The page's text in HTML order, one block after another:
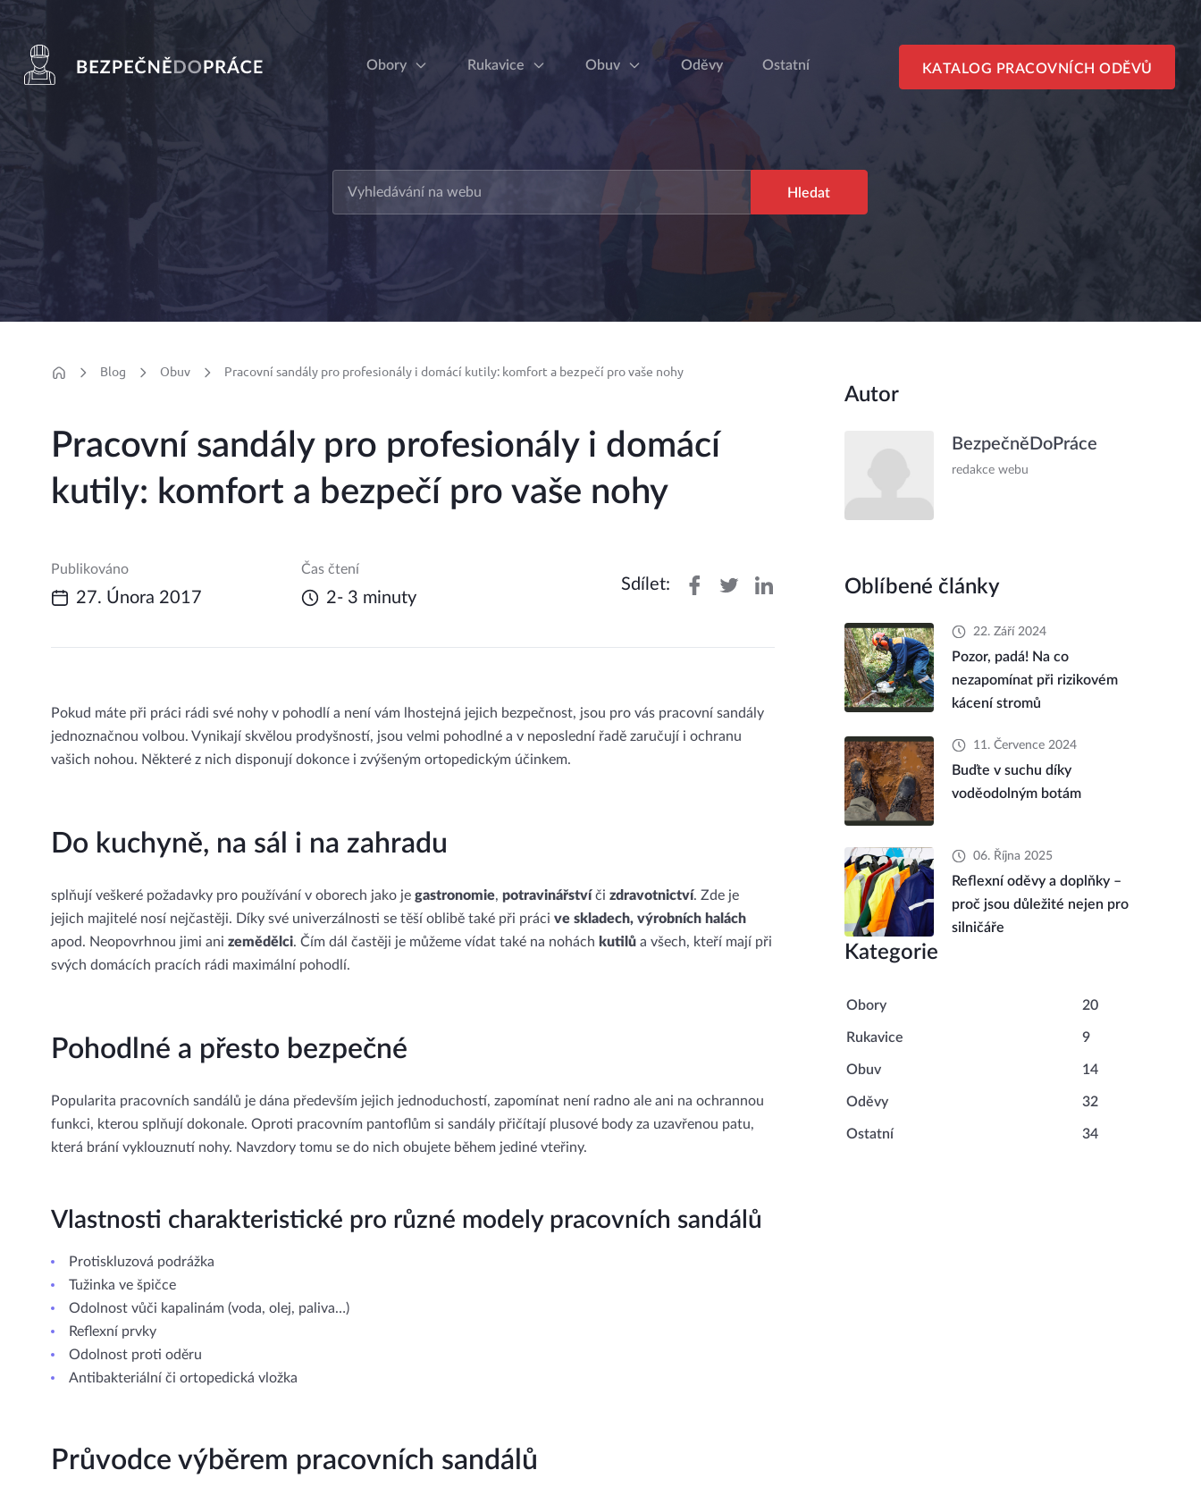
Obory Rukavice Obuv Oděvy Ostatní KATALOG PRACOVNÍCH ODĚVŮ
Blog Obuv Pracovní sandály pro profesionály i domácí kutily: komfort a bezpečí pro vaše nohy
Pracovní sandály pro profesionály i domácí
kutily: komfort a bezpečí pro vaše nohy
Publikováno
27. Února 2017
Čas čtení
2- 3 minuty
Sdílet:
Pokud máte při práci rádi své nohy v pohodlí a není vám lhostejná jejich bezpečnost, jsou pro vás pracovní sandály
jednoznačnou volbou. Vynikají skvělou prodyšností, jsou velmi pohodlné a v neposlední řadě zaručují i ochranu
vašich nohou. Některé z nich disponují dokonce i zvýšeným ortopedickým účinkem.
Do kuchyně, na sál i na zahradu
splňují veškeré požadavky pro používání v oborech jako je gastronomie, potravinářstvíči zdravotnictví. Zde je
jejich majitelé nosí nejčastěji. Díky své univerzálnosti se těší oblibě také při práci ve skladech, výrobních halách
apod. Neopovrhnou jimi ani zemědělci. Čím dál častěji je můžeme vídat také na nohách kutilů a všech, kteří mají při
svých domácích pracích rádi maximální pohodlí.
Pohodlné a přesto bezpečné
Popularita pracovních sandálů je dána především jejich jednoduchostí, zapomínat není radno ale ani na ochrannou
funkci, kterou splňují dokonale. Oproti pracovním pantoflům si sandály přičítají plusové body za uzavřenou patu,
která brání vyklouznutí nohy. Navzdory tomu se do nich obujete během jediné vteřiny.
Vlastnosti charakteristické pro různé modely pracovních sandálů
Protiskluzová podrážka
Tužinka ve špičce
Odolnost vůči kapalinám (voda, olej, paliva…)
Reflexní prvky
Odolnost proti oděru
Antibakteriální či ortopedická vložka
Průvodce výběrem pracovních sandálů
Autor
BezpečněDoPráce
redakce webu
Oblíbené články
22. Září 2024
Pozor, padá! Na co
nezapomínat při rizikovém
kácení stromů
11. Července 2024
Buďte v suchu díky
voděodolným botám
06. Října 2025
Reflexní oděvy a doplňky –
proč jsou důležité nejen pro
silničáře
Kategorie
Obory 20
Rukavice 9
Obuv 14
Oděvy 32
Ostatní 34